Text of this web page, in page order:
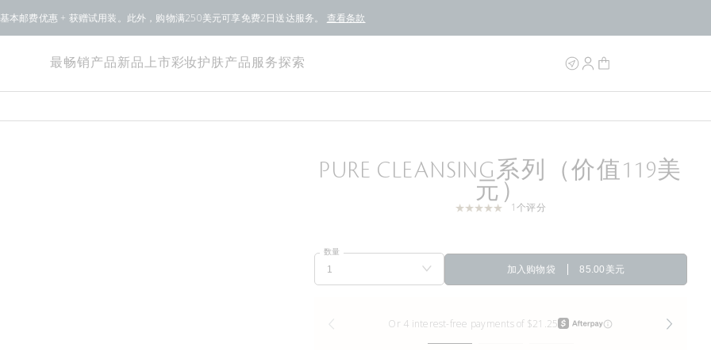
本邮费优惠 + 获赠试用装。此外，购物满250美元可享免费2日送达服务。 查看条款
最畅销产品新品上市 彩妆护肤产品 服务探索
PURE CLEANSING系列（价值119美
元）
1个评分
数量
加入购物袋 85.00美元